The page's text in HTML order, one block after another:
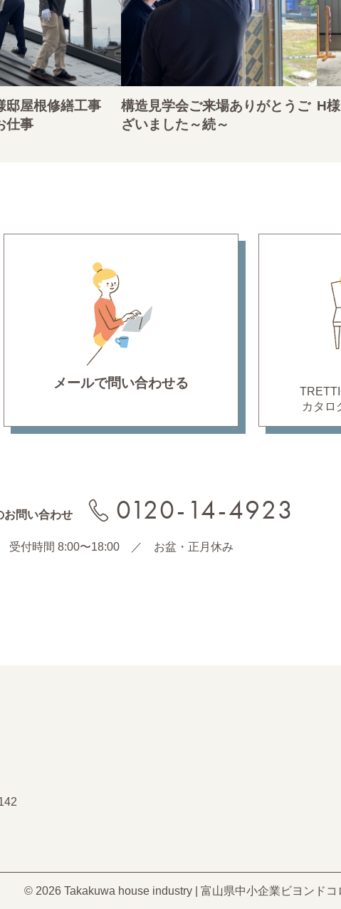
屋根修繕工事
仕事
構造見学会ご来場ありがとうご
ざいました～続～
H
メールで問い合わせる
カタロ
お問い合わせ 0120-14-4923
受付時間 8:00〜18:00／ お盆・正月休み
© 2026 Takakuwa house industry | 富山県中小企業ビヨンドコ